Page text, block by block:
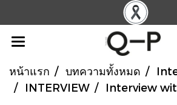
หน้าแรก บทความทั้งหมด
INTERVIEW
Interview